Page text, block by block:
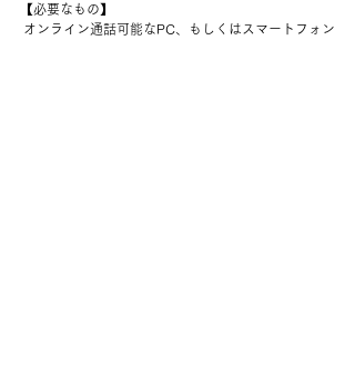
【必要なもの】
オンライン通話可能なPC、もしくはスマートフォン